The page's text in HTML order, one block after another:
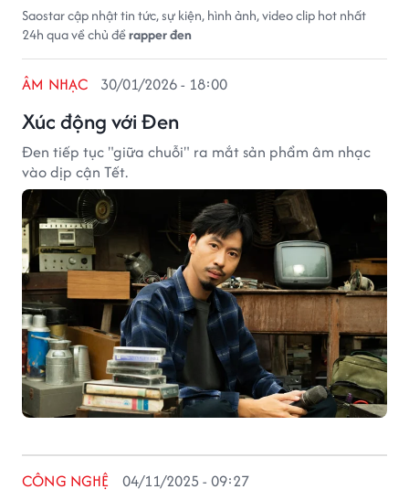
Saostar cập nhật tin tức, sự kiện, hình ảnh, video clip hot nhất
24h qua về chủ đềrapper đen
Xúc động với Đen
ÂM NHẠC 30/01/2026 - 18:00
Đen tiếp tục "giữa chuỗi" ra mắt sản phẩm âm nhạc
vào dịp cận Tết.
CÔNG NGHỆ 04/11/2025 - 09:27